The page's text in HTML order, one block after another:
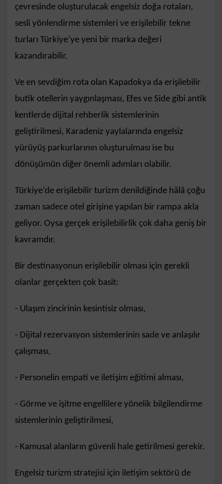
çevresinde oluşturulacak engelsiz doğa rotaları,
sesli yönlendirme sistemleri ve erişilebilir tekne
turları Türkiye’ye yeni bir marka değeri
kazandırabilir.
Ve en sevdiğim rota olan Kapadokya da erişilebilir
butik otellerin yaygınlaşması, Efes ve Side gibi antik
kentlerde dijital rehberlik sistemlerinin
geliştirilmesi, Karadeniz yaylalarında engelsiz
yürüyüş parkurlarının oluşturulması ise bu
dönüşümün diğer önemli adımları olabilir.
Türkiye’de erişilebilir turizm denildiğinde hâlâ çoğu
zaman sadece otel girişine yapılan bir rampa akla
geliyor. Oysa gerçek erişilebilirlik çok daha geniş bir
kavramdır.
Bir destinasyonun erişilebilir olması için gerekli
olanlar gerçekten çok basit:
- Ulaşım zincirinin kesintisiz olması,
- Dijital rezervasyon sistemlerinin sade ve anlaşılır
çalışması,
- Personelin empati ve iletişim eğitimi alması,
- Görme ve işitme engellilere yönelik bilgilendirme
sistemlerinin geliştirilmesi,
- Kamusal alanların güvenli hale getirilmesi gerekir.
Engelsiz turizm stratejisi için iletişim sektörü de